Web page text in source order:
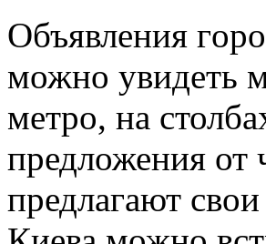
Oбъявлeния
можно увидеть
метро, на
предложения от
предлагают